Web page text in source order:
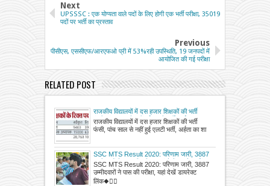
Next
UPSSSC : एक योग्यता वाले पदों के लिए होगी एक भर्ती परीक्षा, 35019
पदों पर भर्ती का प्रस्ताव
Previous
पीसीएस, एससीएफ/आरएफओ प्री में 53%रही उपस्थिति, 19 जनपदों में
आयोजित की गई परीक्षा
RELATED POST
राजकीय विद्यालयों में दस हजार शिक्षकों की भर्ती
फंसी, पांच साल से नहीं हुई एलटी भर्ती, अर्हता का
शासनादेश जारी नहीं
राजकीय विद्यालयों में दस हजार शिक्षकों की भर्ती
फंसी, पांच साल से नहीं हुई एलटी भर्ती, अर्हता का शा
SSC MTS Result 2020: परिणाम जारी, 3887
उम्मीदवारों ने पास की परीक्षा, यहां देखें डायरेक्ट लिंक
SSC MTS Result 2020: परिणाम जारी, 3887
उम्मीदवारों ने पास की परीक्षा, यहां देखें डायरेक्ट
लिंक◆👉🏻